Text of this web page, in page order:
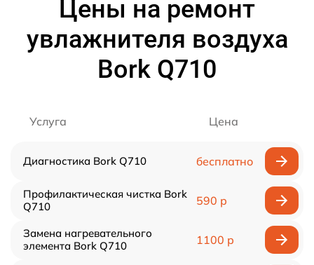
Цены на ремонт
увлажнителя воздуха
Bork Q710
Услуга Цена
Диагностика Bork Q710 бесплатно
Профилактическая чистка Bork
Q710
590 р
Замена нагревательного
элемента Bork Q710
1100 р